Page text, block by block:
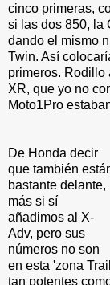
cinco primeras,
si las dos 850, la
dando el mismo
Twin. Así
primeros. Rodillo
XR, que yo no
Moto1Pro
De Honda decir
que también
bastante delante,
más si sí
añadimos al X-
Adv, pero sus
números no son
en esta 'zona
tan potentes